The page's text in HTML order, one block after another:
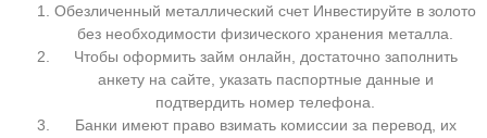
Обезличенный металлический счет Инвестируйте в золото
без необходимости физического хранения металла.
Чтобы оформить займ онлайн, достаточно заполнить
анкету на сайте, указать паспортные данные и
подтвердить номер телефона.
Банки имеют право взимать комиссии за перевод, их